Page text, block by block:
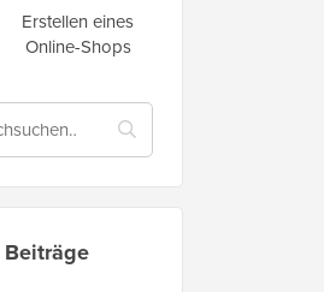
Erstellen eines
Online-Shops
Beiträge